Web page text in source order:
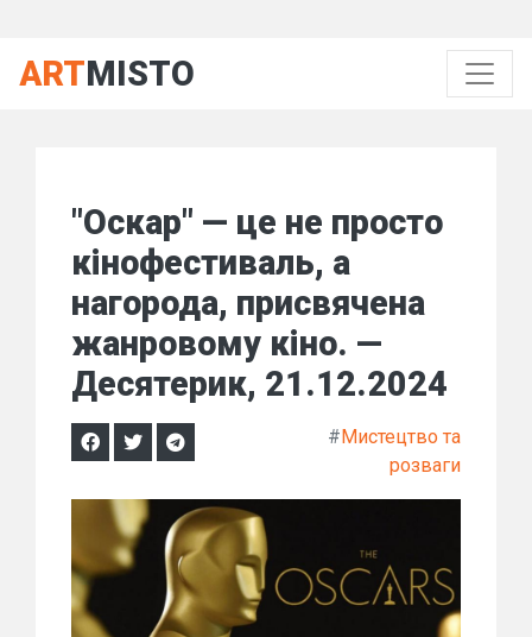
ARTMISTO
"Оскар" — це не просто
кінофестиваль, а
нагорода, присвячена
жанровому кіно. —
Десятерик, 21.12.2024
#Мистецтво та
розваги